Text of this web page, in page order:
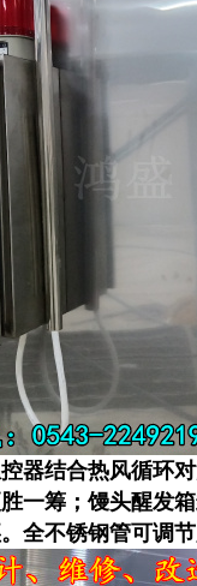
器结合热风循环
一筹；馒头醒发
全不锈钢管可调